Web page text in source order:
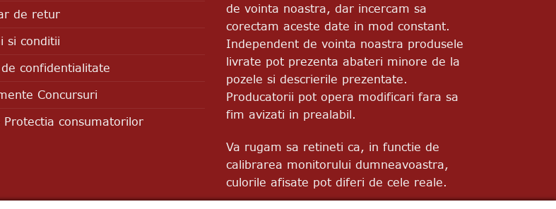
de retur
si conditii
confidentialitate
Concursuri
Protectia consumatorilor
de vointa noastra, dar incercam sa
corectam aceste date in mod constant.
Independent de vointa noastra produsele
livrate pot prezenta abateri minore de la
pozele si descrierile prezentate.
Producatorii pot opera modificari fara sa
fim avizati in prealabil.
Va rugam sa retineti ca, in functie de
calibrarea monitorului dumneavoastra,
culorile afisate pot diferi de cele reale.